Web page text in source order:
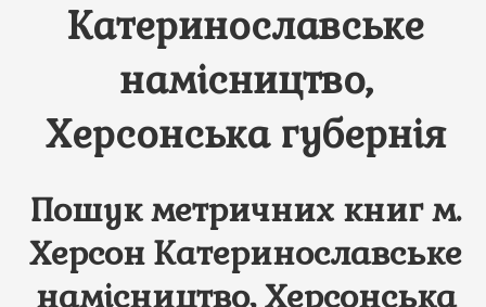
Катеринославське
намісництво,
Херсонська губернія
Пошук метричних книг м.
Херсон Катеринославське
намісництво, Херсонська